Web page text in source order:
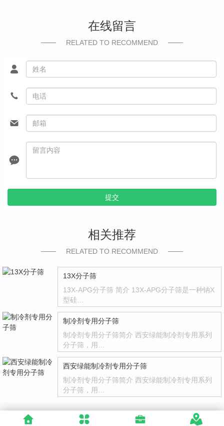
在线留言
RELATED TO RECOMMEND
提交
相关推荐
RELATED TO RECOMMEND
13X分子筛
13X-APG分子筛 简介 13X-APG分子筛是一种钠X
型硅…
制冷剂专用分子筛
制冷剂专用分子筛简介 西安绿能制冷剂专用系列
分子筛，用…
西安绿能制冷剂专用分子筛
制冷剂专用分子筛简介 西安绿能制冷剂专用系列
分子筛，用…